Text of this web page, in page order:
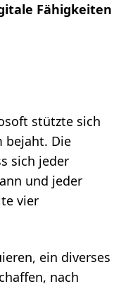
Fähigkeiten
stützte sich
bejaht. Die
sich jeder
und jeder
vier
ein diverses
nach